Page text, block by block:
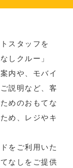
スタッフを
しクルー」
内や、モバイ
説明など、客
めのおもてな
め、レジやキ
をご利用いた
なしをご提供